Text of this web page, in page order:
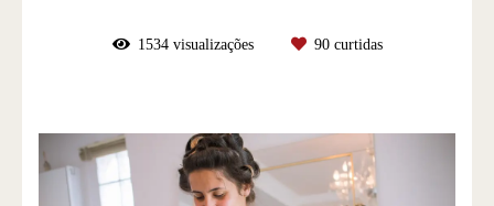
1534visualizações 90curtidas